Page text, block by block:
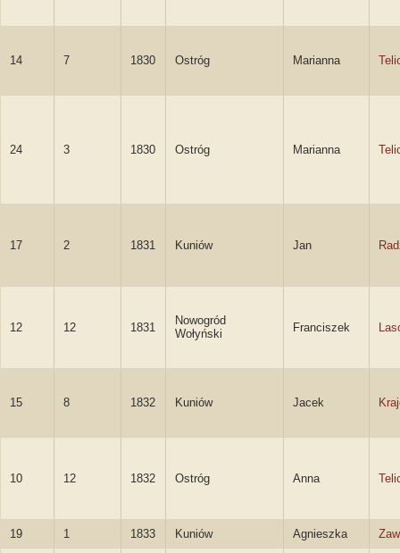
14 7 1830 Ostróg Marianna
24 3 1830 Ostróg Marianna
17 2 1831 Kuniów Jan
12 12 1831
Nowogród
Wołyński
Franciszek
15 8 1832 Kuniów Jacek
10 12 1832 Ostróg Anna
19 1 1833 Kuniów Agnieszka